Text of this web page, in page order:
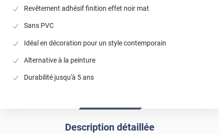
Revêtement adhésif finition effet noir mat
Sans PVC
Idéal en décoration pour un style contemporain
Alternative à la peinture
Durabilité jusqu'à 5 ans
Description détaillée